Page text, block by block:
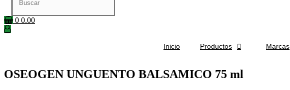
0 0.00
Inicio Productos  Marcas
OSEOGEN UNGUENTO BALSAMICO 75 ml